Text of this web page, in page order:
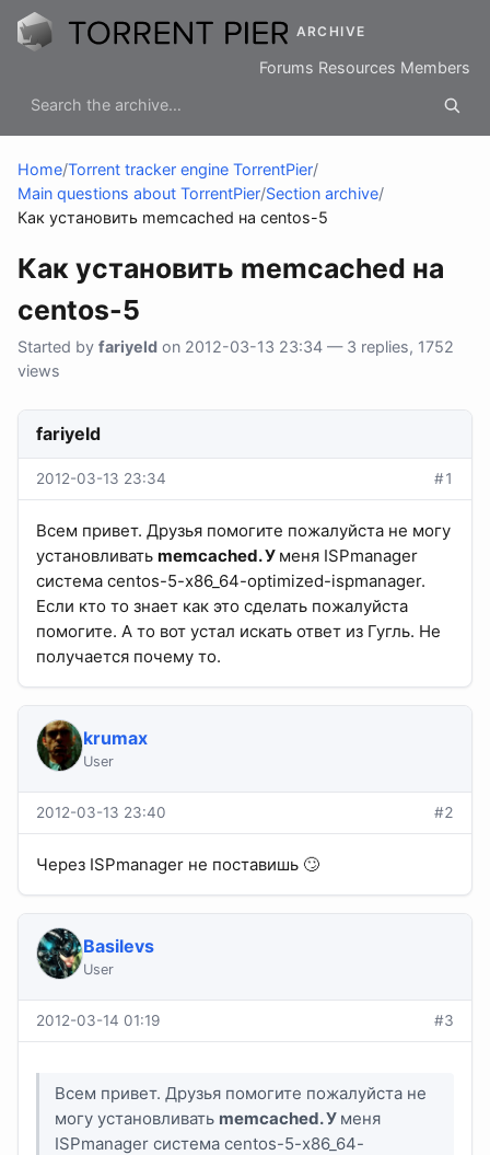
ARCHIVE
Forums Resources Members
Home/Torrent tracker engine TorrentPier/
Main questions about TorrentPier/Section archive/
Как установить memcached на centos-5
Как установить memcached на
centos-5
Started by fariyeld on 2012-03-13 23:34 — 3 replies, 1752
views
fariyeld
2012-03-13 23:34 #1
Всем привет. Друзья помогите пожалуйста не могу
установливать memcached. У меня ISPmanager
система centos-5-x86_64-optimized-ispmanager.
Если кто то знает как это сделать пожалуйста
помогите. А то вот устал искать ответ из Гугль. Не
получается почему то.
krumax
User
2012-03-13 23:40 #2
Через ISPmanager не поставишь 🙄
Basilevs
User
2012-03-14 01:19 #3
Всем привет. Друзья помогите пожалуйста не
могу установливать memcached. У меня
ISPmanager система centos-5-x86_64-